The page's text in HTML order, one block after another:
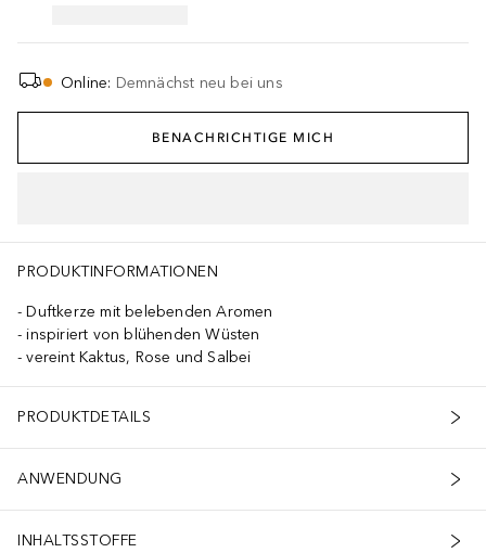
Online: Demnächst neu bei uns
BENACHRICHTIGE MICH
PRODUKTINFORMATIONEN
Duftkerze mit belebenden Aromen
inspiriert von blühenden Wüsten
vereint Kaktus, Rose und Salbei
PRODUKTDETAILS
ANWENDUNG
INHALTSSTOFFE